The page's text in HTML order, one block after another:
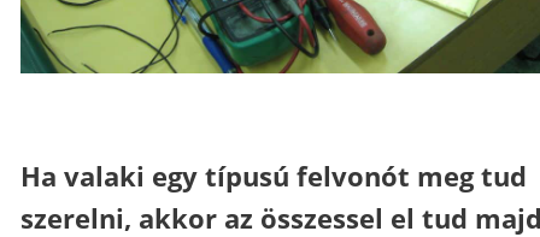
Ha valaki egy típusú felvonót meg tud
szerelni, akkor az összessel el tud